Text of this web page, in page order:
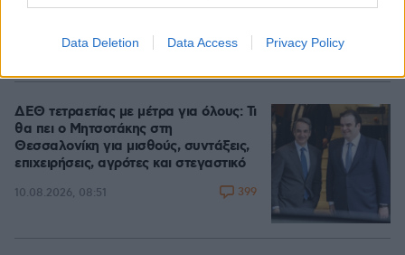
Data Deletion Data Access Privacy Policy
ΔΕΘ τετραετίας με μέτρα για όλους: Τι
θα πει ο Μητσοτάκης στη
Θεσσαλονίκη για μισθούς, συντάξεις,
επιχειρήσεις, αγρότες και στεγαστικό
10.08.2026, 08:51 399